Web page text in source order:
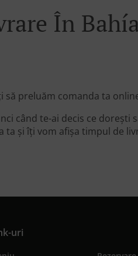
În
să preluăm comanda ta
când te-ai decis ce dorești
și îți vom afișa timpul de
uri